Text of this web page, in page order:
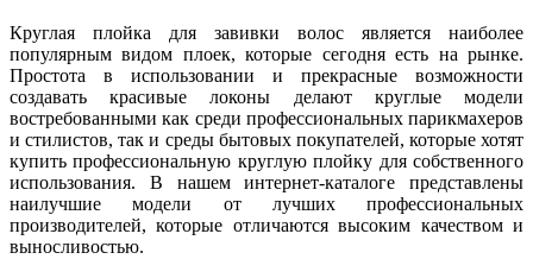
Круглая плойка для завивки волос является наиболее
популярным видом плоек, которые сегодня есть на рынке.
Простота в использовании и прекрасные возможности
создавать красивые локоны делают круглые модели
востребованными как среди профессиональных парикмахеров
и стилистов, так и среды бытовых покупателей, которые хотят
купить профессиональную круглую плойку для собственного
использования. В нашем интернет-каталоге представлены
наилучшие модели от лучших профессиональных
производителей, которые отличаются высоким качеством и
выносливостью.